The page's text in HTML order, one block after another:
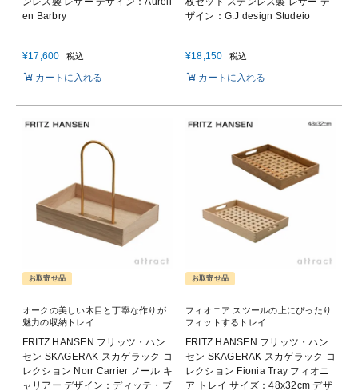
en Barbry
¥17,600 税込
カートに入れる
ザイン：G.J design Studeio
¥18,150 税込
カートに入れる
お取寄せ品
オークの美しい木目と丁寧な作りが
魅力の収納トレイ
FRITZ HANSEN フリッツ・ハン
セン SKAGERAK スカゲラック コ
レクション Norr Carrier ノール キ
ャリアー デザイン：ディッテ・ブ
お取寄せ品
フィオニア スツールの上にぴったり
フィットするトレイ
FRITZ HANSEN フリッツ・ハン
セン SKAGERAK スカゲラック コ
レクション Fionia Tray フィオニ
ア トレイ サイズ：48x32cm デザ